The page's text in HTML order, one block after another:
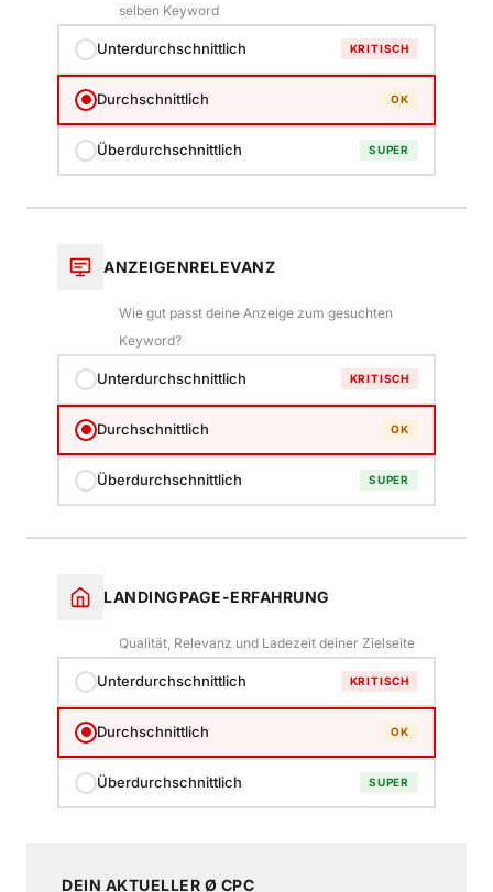
selben Keyword
Unterdurchschnittlich KRITISCH
Durchschnittlich OK
Überdurchschnittlich SUPER
ANZEIGENRELEVANZ
Wie gut passt deine Anzeige zum gesuchten
Keyword?
Unterdurchschnittlich KRITISCH
Durchschnittlich OK
Überdurchschnittlich SUPER
LANDINGPAGE-ERFAHRUNG
Qualität, Relevanz und Ladezeit deiner Zielseite
Unterdurchschnittlich KRITISCH
Durchschnittlich OK
Überdurchschnittlich SUPER
DEIN AKTUELLER Ø CPC